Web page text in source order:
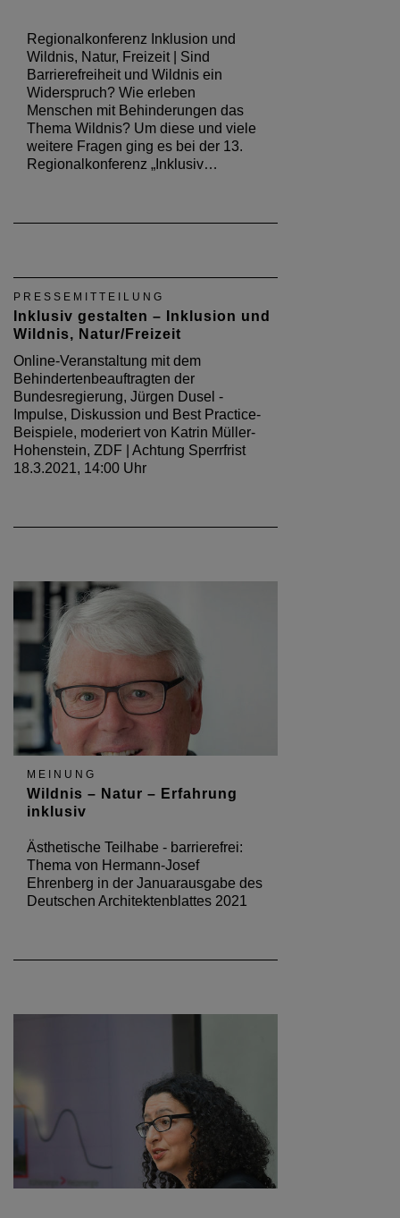
Regionalkonferenz Inklusion und
Wildnis, Natur, Freizeit | Sind
Barrierefreiheit und Wildnis ein
Widerspruch? Wie erleben
Menschen mit Behinderungen das
Thema Wildnis? Um diese und viele
weitere Fragen ging es bei der 13.
Regionalkonferenz „Inklusiv…
PRESSEMITTEILUNG
Inklusiv gestalten – Inklusion und
Wildnis, Natur/Freizeit
Online-Veranstaltung mit dem
Behindertenbeauftragten der
Bundesregierung, Jürgen Dusel -
Impulse, Diskussion und Best Practice-
Beispiele, moderiert von Katrin Müller-
Hohenstein, ZDF | Achtung Sperrfrist
18.3.2021, 14:00 Uhr
MEINUNG
Wildnis – Natur – Erfahrung
inklusiv
Ästhetische Teilhabe - barrierefrei:
Thema von Hermann-Josef
Ehrenberg in der Januarausgabe des
Deutschen Architektenblattes 2021